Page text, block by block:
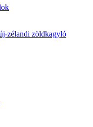
zélandi zöldkagyló